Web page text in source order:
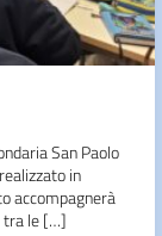
San Paolo
in
accompagnerà
tra le […]